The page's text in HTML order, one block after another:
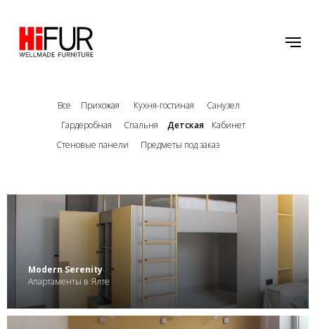
Все
Спальня
Прихожая Кухня-гостиная
Стеновые панели
Санузел
Гардеробная
Детская
Предметы под заказ
Кабинет
Modern Serenity
Апартаменты в Ялте